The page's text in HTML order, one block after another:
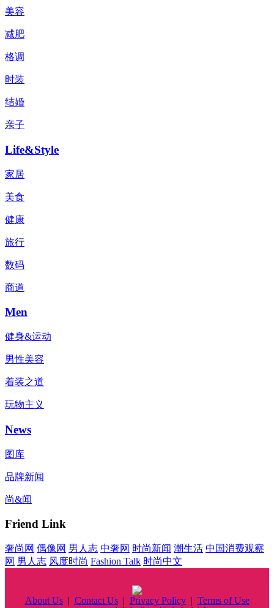
美容
减肥
格调
时装
结婚
亲子
Life&Style
家居
美食
健康
旅行
数码
商道
Men
健身&运动
男性美容
着装之道
玩物主义
News
图库
品牌新闻
尚&闻
Friend Link
奢尚网 偶像网 男人志 中奢网 时尚新闻 潮生活 中国消费观察
网 男人志 风度时尚 Fashion Talk 时尚中文
About Us| Contact Us| Privacy Policy| Terms of Use